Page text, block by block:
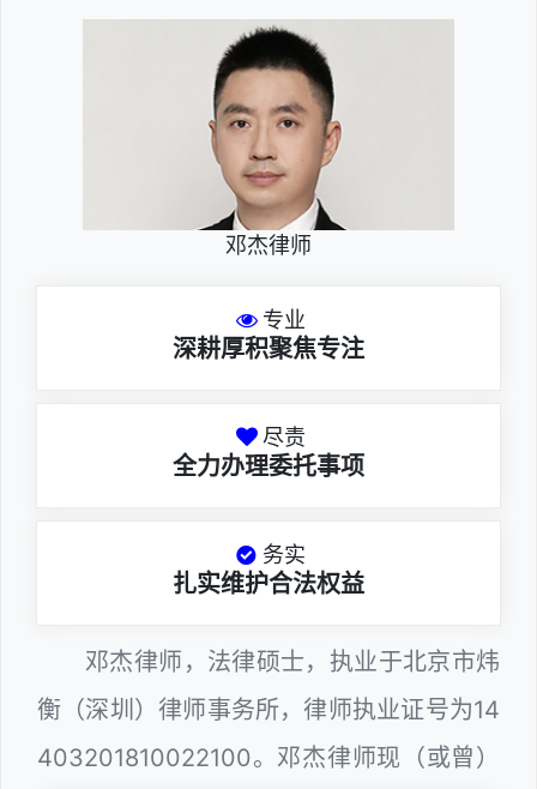
邓杰律师
专业
深耕厚积聚焦专注
尽责
全力办理委托事项
务实
扎实维护合法权益
邓杰律师，法律硕士，执业于北京市炜
衡（深圳）律师事务所，律师执业证号为14
403201810022100。邓杰律师现（或曾）